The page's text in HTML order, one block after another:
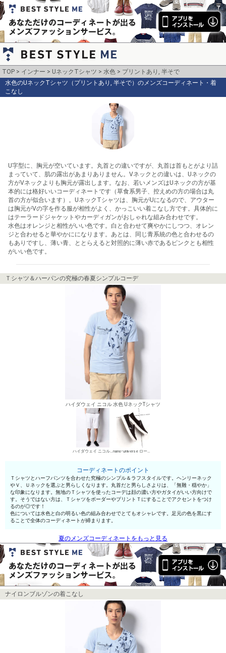
TOP インナー UネックTシャツ 水色
プリントあり, 半そで
水色のUネックTシャツ（プリントあり, 半そで）のメンズコーディネート・着
こなし
U字型に、胸元が空いています。丸首との違いですが、丸首は首もとがより詰
まっていて、肌の露出があまりありません。Vネックとの違いは、Uネックの
方がVネックよりも胸元が露出します。なお、若いメンズはUネックの方が基
本的には格好いいコーディネートです（草食系男子、控えめの方の場合は丸
首の方が似合います）。UネックTシャツは、胸元がUになるので、アウター
は胸元がVの字を作る服が相性がよく、かっこいい着こなし方です。具体的に
はテーラードジャケットやカーディガンがおしゃれな組み合わせです。
水色はオレンジと相性がいい色です。白と合わせて爽やかにしつつ、オレン
ジと合わせると華やかにになります。あとは、同じ青系統の色と合わせるの
もありですし、薄い青、ととらえると対照的に薄い赤であるピンクとも相性
がいい色です。
Ｔシャツ＆ハーパンの究極の春夏シンプルコーデ
ハイダウェイ ニコル 水色 UネックTシャツ
ハイダウェイ ニコル チノパン・綿パン nano･universe ローカットスニーカー
コーディネートのポイント
Ｔシャツとハーフパンツを合わせた究極のシンプル＆ラフスタイルです。ヘンリーネック
やＶ、Ｕネックを選ぶと男らしくなります。丸首だと男らしさよりは、「無難・穏やか」
な印象になります。無地のＴシャツを使ったコーデは顔の濃い方やガタイがいい方向けで
す。そうではない方は、ＴシャツをボーダーやプリントＴにすることでアクセントをつけ
るのが◎です！
色については水色と白の明るい色の組み合わせでとてもオシャレです。足元の色を黒にす
ることで全体のコーディネートが締まります。
夏のメンズコーディネートをもっと見る
ナイロンブルゾンの着こなし